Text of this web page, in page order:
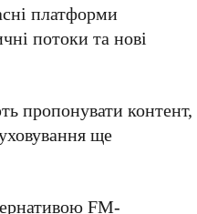
платформи
потоки та нові
пропонувати контент,
ще
FM-